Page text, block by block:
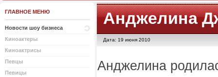
ГЛАВНОЕ МЕНЮ
Новости шоу бизнеса
Киноактеры
Киноактрисы
Певцы
Певицы
Анджелина
Дата: 19 июня 2010
Анджелина